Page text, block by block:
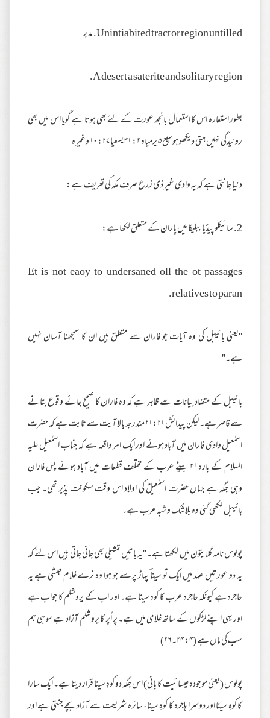
Unintiabited tract or region untilled. مدبر
A desert a saterite and solitary region.
بطور استعارہ اس کا استعمال بانجھ عورت کے لئے بھی ہوتا ہے گویا اس میں بھی
روئیدگی نہیں ہتی دیکھو ہوسیع ۵ یرمیاہ ۲: ۳۱ یسعیا ۲۷: ۱۰ وغیرہ
دنیا جانتی ہے کہ یہ وادی غیر ذی زرع صرف مکہ کی تعریف ہے:
2. سائیکلو پیڈیا ببلیکا میں پاران کے متعلق لکھا ہے:
Et is not eaoy to undersaned oll the ot passages
relatives to paran
.
''یعنی بائیبل کی وہ آیات جو فاران سے متعلق ہیں ان کا سمجھنا آسان نہیں
ہے۔''
بائیبل کے متضاد بیانات سے ظاہر ہے کہ وہ فاران کا صحیح جائے وقوع بتانے
سے قاصر ہے۔ لیکن پیدائش ۲۱:۲۱ مندرجہ بالا آیت سے ثابت ہے کہ حضرت
اسمٰعیل وادی فاران میں آباد ہوئے اور ایک امر واقعہ ہے کہ جناب اسمٰعیل علیہ
السلام کے بارہ ۲۱ بیٹے عرب کے مختلف قطعات میں آباد ہوئے پس فاران
وہی جگہ ہے جہاں حضرت اسمٰعیلؑ کی اولاد اس وقت سکونت پذیر تھی۔ جب
بائیبل لکھی گئی وہ بلاشک و شبہ عرب ہے۔
پولوس نامہ گلایتون میں لکھتا ہے۔ ''یہ باتیں تمثیلی بھی جانی جاتی ہیں اس لئے کہ
یہ دو عورتیں عہد میں ایک تو سیناؔ پہاڑ پر سے جو ہوا وہ نرے غلام حبشی ہے یہ
حاجرہ ہے کیونکہ حاجرہ عرب کا کوہ سینا ہے۔ اور اب کے یروشلم کا جواب ہے
اور یہی اپنے لڑکوں کے ساتھ غلامی میں ہے۔ پر اُپر کا یروشلم آزاد ہے سو ہی ہم
سب کی ماں ہے (۴: ۲۴۔ ۲۶)
پولوس (یعنی موجودہ عیسائیت کا بانی) اس جگہ دو کوہِ سینا قرار دیتا ہے۔ ایک سارا
کا کوہِ سینا اور دوسرا ہاجرہ کا کوہِ سینا، سائرہ شریعت سے آزاد بچے جنتی ہے اور